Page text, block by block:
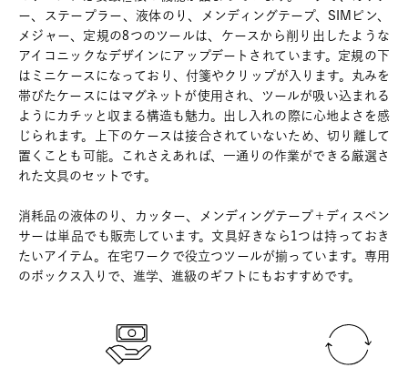
ー、ステープラー、液体のり、メンディングテープ、SIMピン、
メジャー、定規の8つのツールは、ケースから削り出したような
アイコニックなデザインにアップデートされています。定規の下
はミニケースになっており、付箋やクリップが入ります。丸みを
帯びたケースにはマグネットが使用され、ツールが吸い込まれる
ようにカチッと収まる構造も魅力。出し入れの際に心地よさを感
じられます。上下のケースは接合されていないため、切り離して
置くことも可能。これさえあれば、一通りの作業ができる厳選さ
れた文具のセットです。
消耗品の液体のり、カッター、メンディングテープ＋ディスペン
サーは単品でも販売しています。文具好きなら1つは持っておき
たいアイテム。在宅ワークで役立つツールが揃っています。専用
のボックス入りで、進学、進級のギフトにもおすすめです。